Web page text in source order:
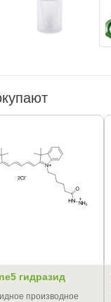
гидразид
производное